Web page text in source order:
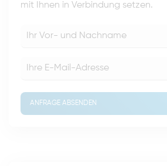
mit Ihnen in Verbindung setzen.
ANFRAGE ABSENDEN